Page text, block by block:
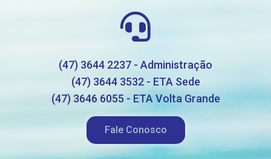
(47) 3644 2237 - Administração
(47) 3644 3532 - ETA Sede
(47) 3646 6055 - ETA Volta Grande
Fale Conosco